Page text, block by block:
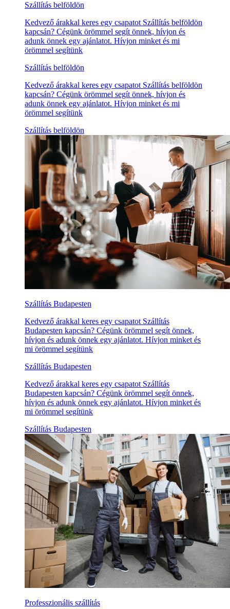
Szállítás belföldön
Kedvező árakkal keres egy csapatot Szállítás belföldön
kapcsán? Cégünk örömmel segít önnek, hívjon és
adunk önnek egy ajánlatot. Hívjon minket és mi
örömmel segítünk
Szállítás belföldön
Kedvező árakkal keres egy csapatot Szállítás belföldön
kapcsán? Cégünk örömmel segít önnek, hívjon és
adunk önnek egy ajánlatot. Hívjon minket és mi
örömmel segítünk
Szállítás belföldön
Szállítás Budapesten
Kedvező árakkal keres egy csapatot Szállítás
Budapesten kapcsán? Cégünk örömmel segít önnek,
hívjon és adunk önnek egy ajánlatot. Hívjon minket és
mi örömmel segítünk
Szállítás Budapesten
Kedvező árakkal keres egy csapatot Szállítás
Budapesten kapcsán? Cégünk örömmel segít önnek,
hívjon és adunk önnek egy ajánlatot. Hívjon minket és
mi örömmel segítünk
Szállítás Budapesten
Professzionális szállítás